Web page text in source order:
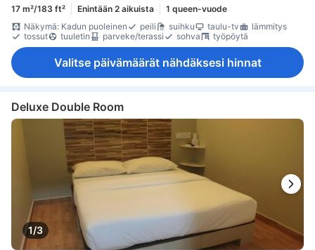
17 m²/183 ft² Enintään 2 aikuista
1 queen-vuode
Näkymä: Kadun puoleinen
peili suihku taulu-tv
lämmitys
tossut
tuuletin parveke/terassi sohva työpöytä
Valitse päivämäärät nähdäksesi hinnat
Deluxe Double Room
1/3